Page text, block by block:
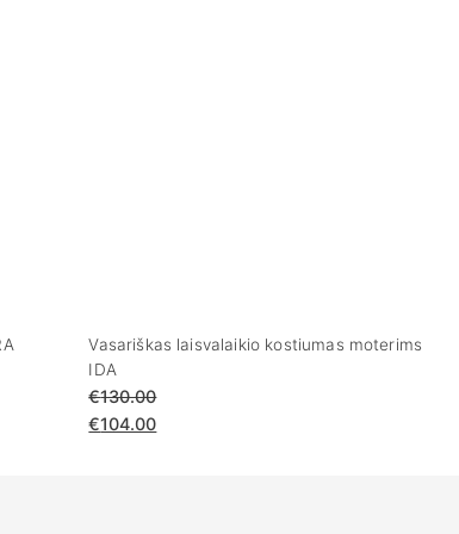
Vasariškas laisvalaikio kostiumas moterims
IDA
€130.00
€104.00